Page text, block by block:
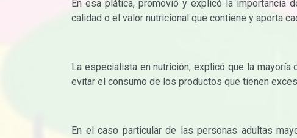
En esa plática, promovió y explicó la importancia
calidad o el valor nutricional que contiene y aporta
La especialista en nutrición, explicó que la
evitar el consumo de los productos que tienen
En el caso particular de las personas adultas